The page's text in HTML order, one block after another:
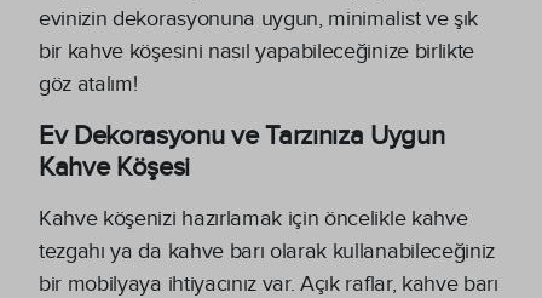
evinizin dekorasyonuna uygun, minimalist ve şık
bir kahve köşesini nasıl yapabileceğinize birlikte
göz atalım!
Ev Dekorasyonu ve Tarzınıza Uygun
Kahve Köşesi
Kahve köşenizi hazırlamak için öncelikle kahve
tezgahı ya da kahve barı olarak kullanabileceğiniz
bir mobilyaya ihtiyacınız var. Açık raflar, kahve barı